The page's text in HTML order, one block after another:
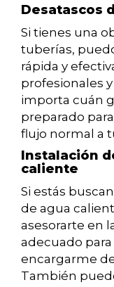
Desatascos
Si tienes una
tuberías,
rápida y
profesionales
importa cuán
preparado
flujo normal a
Instalación
caliente
Si estás
de agua
asesorarte en
adecuado
encargarme
También